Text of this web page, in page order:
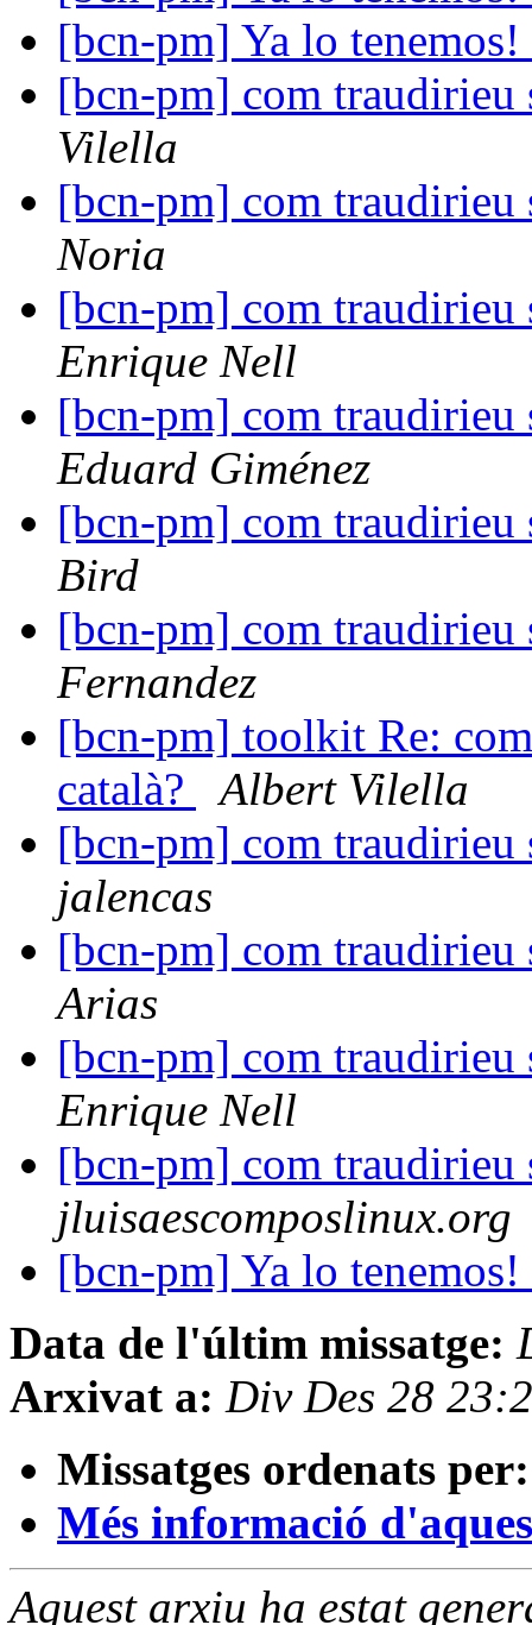
[bcn-pm] Ya lo tenemos!
[bcn-pm] com traudirieu
Vilella
[bcn-pm] com traudirieu
Noria
[bcn-pm] com traudirieu
Enrique Nell
[bcn-pm] com traudirieu
Eduard Giménez
[bcn-pm] com traudirieu
Bird
[bcn-pm] com traudirieu
Fernandez
[bcn-pm] toolkit Re:
català?
Albert Vilella
[bcn-pm] com traudirieu
jalencas
[bcn-pm] com traudirieu
Arias
[bcn-pm] com traudirieu
Enrique Nell
[bcn-pm] com traudirieu
jluisaescomposlinux.org
[bcn-pm] Ya lo tenemos!
Data de l'últim missatge:
Arxivat a: Div Des 28
Missatges ordenats per:
Més informació
Aquest arxiu ha estat